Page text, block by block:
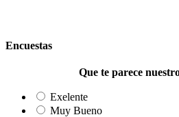
Encuestas
Que te parece
Exelente
Muy Bueno